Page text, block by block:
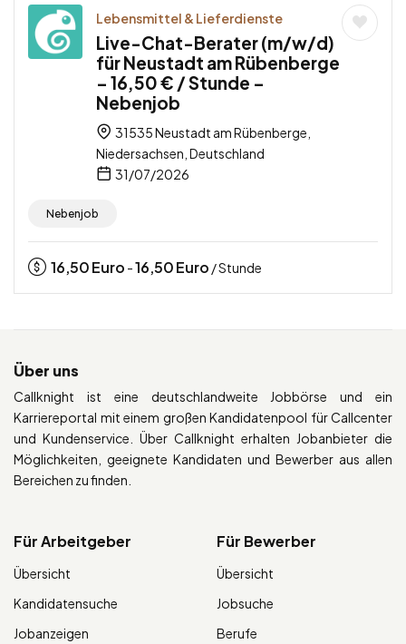
Lebensmittel & Lieferdienste
Live-Chat-Berater (m/w/d)
für Neustadt am Rübenberge
– 16,50 € / Stunde –
Nebenjob
31535 Neustadt am Rübenberge,
Niedersachsen, Deutschland
31/07/2026
Nebenjob
16,50Euro -16,50Euro / Stunde
Über uns
Callknight ist eine deutschlandweite Jobbörse und ein
Karriereportal mit einem großen Kandidatenpool für Callcenter
und Kundenservice. Über Callknight erhalten Jobanbieter die
Möglichkeiten, geeignete Kandidaten und Bewerber aus allen
Bereichen zu finden.
Für Arbeitgeber
Übersicht
Kandidatensuche
Jobanzeigen
Für Bewerber
Übersicht
Jobsuche
Berufe